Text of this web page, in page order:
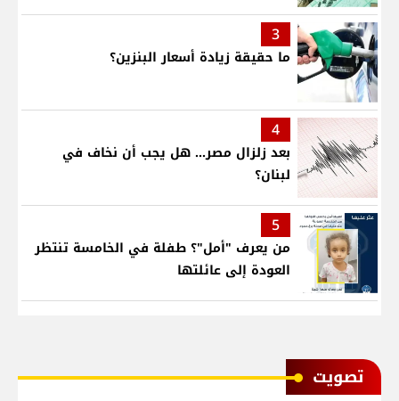
3
ما حقيقة زيادة أسعار البنزين؟
4
بعد زلزال مصر... هل يجب أن نخاف في
لبنان؟
5
من يعرف "أمل"؟ طفلة في الخامسة تنتظر
العودة إلى عائلتها
ﺗﺼﻮﻳﺖ